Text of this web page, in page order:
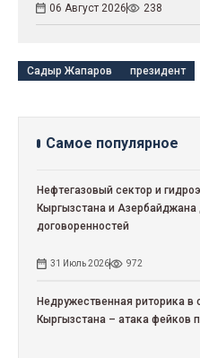
06 Август 2026 238
Садыр Жапаров президент
Самое популярное
Нефтегазовый сектор и
Кыргызстана и Азербайджана
договоренностей
31 Июль 2026 972
Недружественная риторика в
Кыргызстана – атака фейков